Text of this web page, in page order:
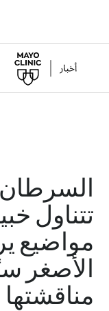
السرطان
تتناول
مواضيع
الأصغر
مناقشتها